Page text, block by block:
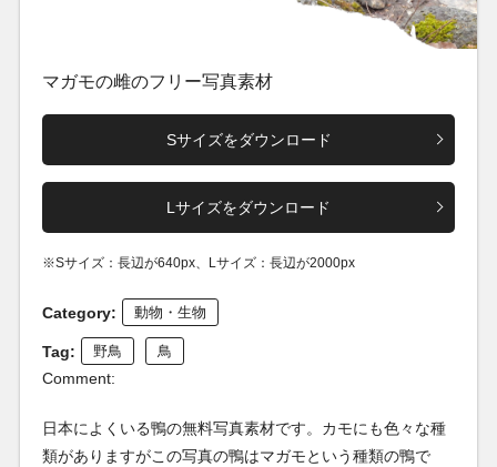
マガモの雌のフリー写真素材
Sサイズをダウンロード
Lサイズをダウンロード
※Sサイズ：長辺が640px、Lサイズ：長辺が2000px
Category: 動物・生物
Tag: 野鳥 鳥
Comment:
日本によくいる鴨の無料写真素材です。カモにも色々な種
類がありますがこの写真の鴨はマガモという種類の鴨で